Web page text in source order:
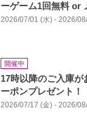
ーゲーム1回無料 or
2026/07/01 (水) - 2026/
開催中
17時以降のご入庫が
ーポンプレゼント！
2026/07/17 (金) - 2026/